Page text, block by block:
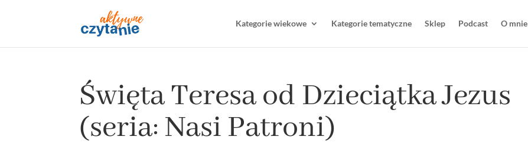
Kategorie wiekowe Kategorie tematyczne Sklep Podcast O mnie
Święta Teresa od Dzieciątka Jezus
(seria: Nasi Patroni)